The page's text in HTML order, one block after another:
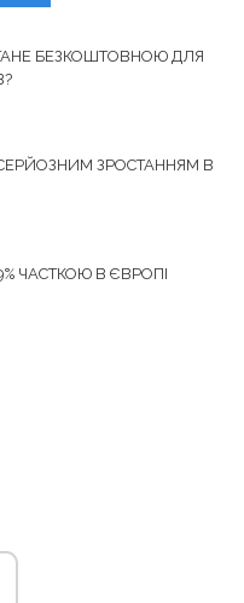
БЕЗКОШТОВНОЮ ДЛЯ
СЕРЙОЗНИМ ЗРОСТАННЯМ В
ЧАСТКОЮ В ЄВРОПІ